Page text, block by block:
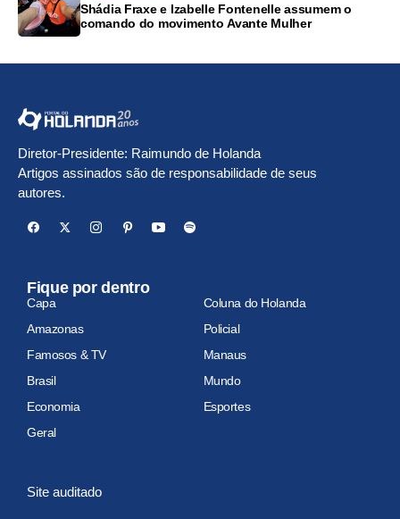
Shádia Fraxe e Izabelle Fontenelle assumem o
comando do movimento Avante Mulher
Diretor-Presidente: Raimundo de Holanda
Artigos assinados são de responsabilidade de seus
autores.
Fique por dentro
Capa
Coluna do Holanda
Amazonas
Policial
Famosos & TV
Manaus
Brasil
Mundo
Economia
Esportes
Geral
Site auditado